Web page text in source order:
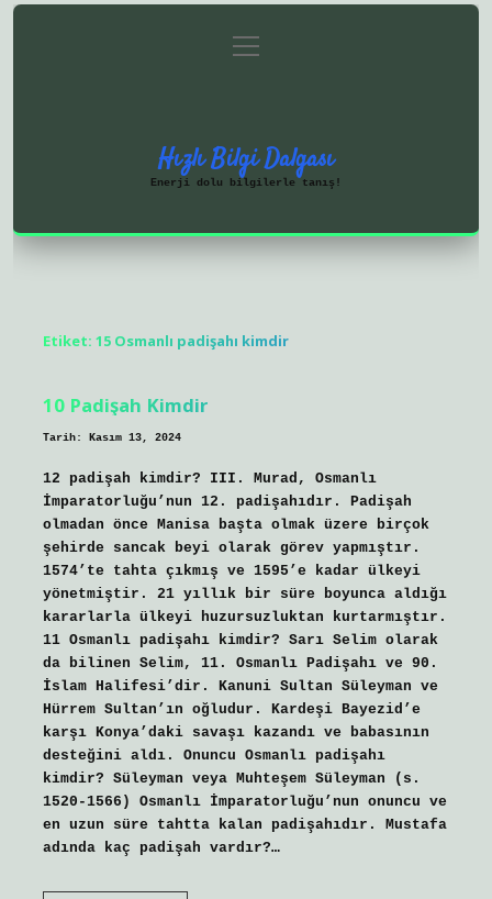
Gizlilik Politikası
menüyü
aç
Hızlı Bilgi Dalgası
Enerji dolu bilgilerle tanış!
Etiket: 15 Osmanlı padişahı kimdir
10 Padişah Kimdir
Tarih: Kasım 13, 2024
12 padişah kimdir? III. Murad, Osmanlı
İmparatorluğu’nun 12. padişahıdır. Padişah
olmadan önce Manisa başta olmak üzere birçok
şehirde sancak beyi olarak görev yapmıştır.
1574’te tahta çıkmış ve 1595’e kadar ülkeyi
yönetmiştir. 21 yıllık bir süre boyunca aldığı
kararlarla ülkeyi huzursuzluktan kurtarmıştır.
11 Osmanlı padişahı kimdir? Sarı Selim olarak
da bilinen Selim, 11. Osmanlı Padişahı ve 90.
İslam Halifesi’dir. Kanuni Sultan Süleyman ve
Hürrem Sultan’ın oğludur. Kardeşi Bayezid’e
karşı Konya’daki savaşı kazandı ve babasının
desteğini aldı. Onuncu Osmanlı padişahı
kimdir? Süleyman veya Muhteşem Süleyman (s.
1520-1566) Osmanlı İmparatorluğu’nun onuncu ve
en uzun süre tahtta kalan padişahıdır. Mustafa
adında kaç padişah vardır?…